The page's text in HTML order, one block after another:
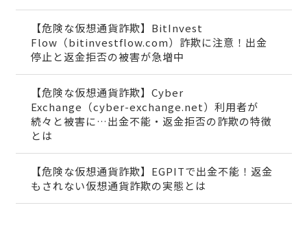
【危険な仮想通貨詐欺】BitInvest
Flow（bitinvestflow.com）詐欺に注意！出金
停止と返金拒否の被害が急増中
【危険な仮想通貨詐欺】Cyber
Exchange（cyber-exchange.net）利用者が
続々と被害に…出金不能・返金拒否の詐欺の特徴
とは
【危険な仮想通貨詐欺】EGPITで出金不能！返金
もされない仮想通貨詐欺の実態とは